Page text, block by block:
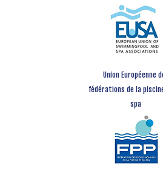
Union Européenne
fédérations de la
spa